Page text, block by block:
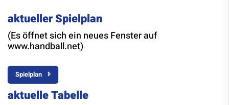
aktueller Spielplan
(Es öffnet sich ein neues Fenster auf
www.handball.net)
Spielplan
aktuelle Tabelle